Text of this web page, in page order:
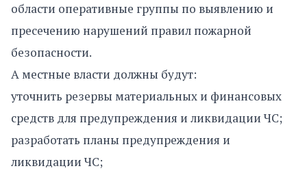
области оперативные группы по выявлению и
пресечению нарушений правил пожарной
безопасности.
А местные власти должны будут:
уточнить резервы материальных и финансовых
средств для предупреждения и ликвидации ЧС;
разработать планы предупреждения и
ликвидации ЧС;